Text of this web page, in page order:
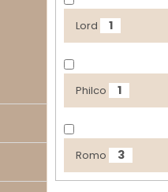
Lord 1
Philco 1
Romo 3